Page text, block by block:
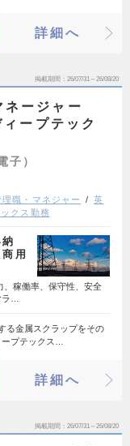
詳細へ
掲載期間 26/07/31～26/08/20
ネージャー
ープテック
子）
理職・マネジャー
英
クス勤務
用
稼働率、保守性、安全
…
る金属スクラップをその
プテックス…
詳細へ
掲載期間 26/07/31～26/08/20